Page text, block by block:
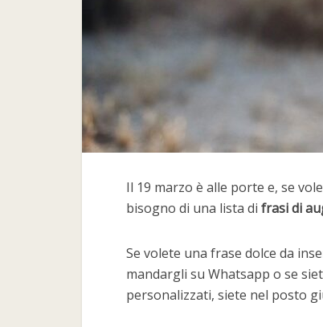
Il 19 marzo è alle porte e, se
bisogno di una lista di frasi di
Se volete una frase dolce da
mandargli su Whatsapp o se
personalizzati, siete nel posto